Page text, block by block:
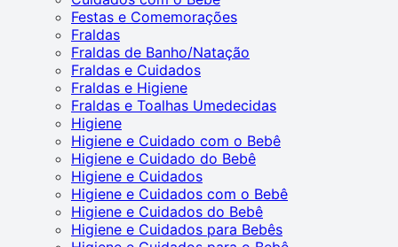
Festas e Comemorações
Fraldas
Fraldas de Banho/Natação
Fraldas e Cuidados
Fraldas e Higiene
Fraldas e Toalhas Umedecidas
Higiene
Higiene e Cuidado com o Bebê
Higiene e Cuidado do Bebê
Higiene e Cuidados
Higiene e Cuidados com o Bebê
Higiene e Cuidados do Bebê
Higiene e Cuidados para Bebês